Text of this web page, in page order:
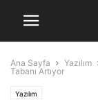
Ana Sayfa Yazılım
Tabanı Artıyor
Yazılım